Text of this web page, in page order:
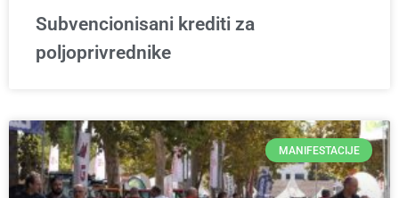
Subvencionisani krediti za
poljoprivrednike
MANIFESTACIJE